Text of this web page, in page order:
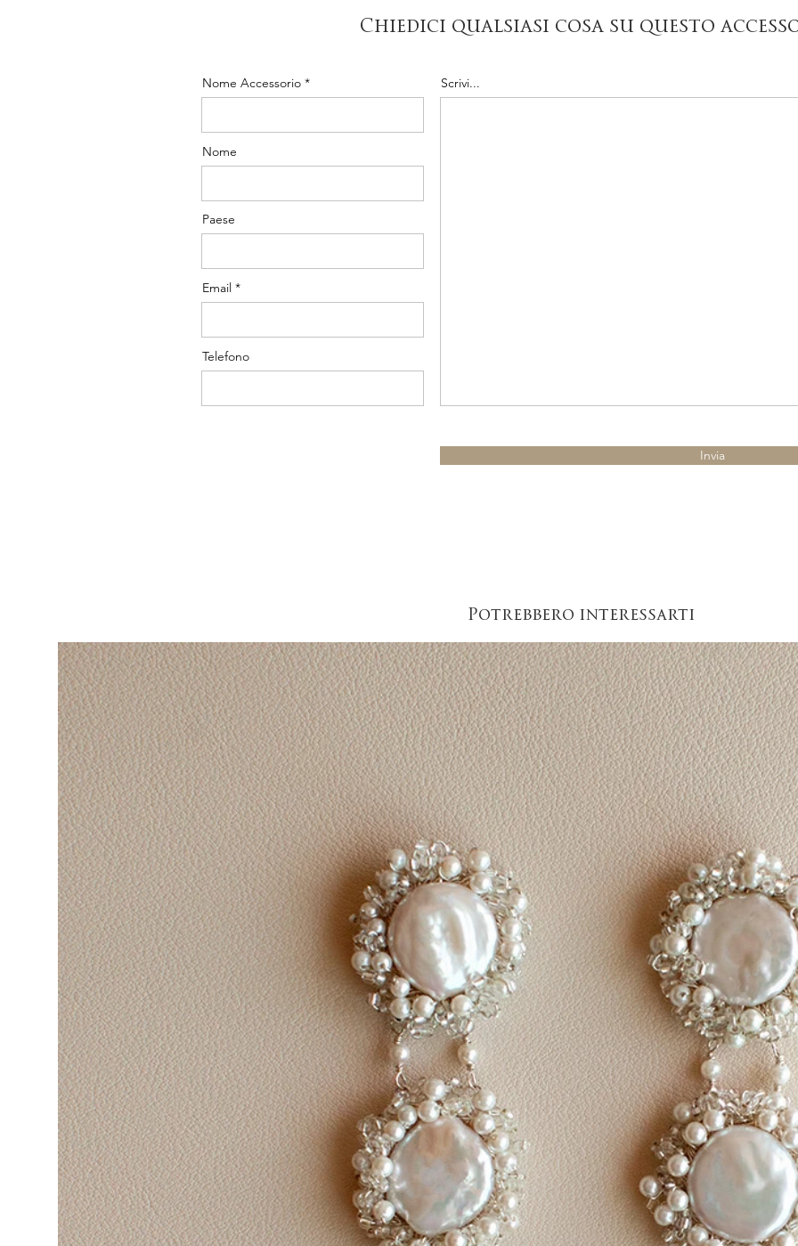
Chiedici qualsiasi cosa su questo
Nome Accessorio
Nome
Paese
Email
Telefono
Scrivi...
Invia
Potrebbero interessarti